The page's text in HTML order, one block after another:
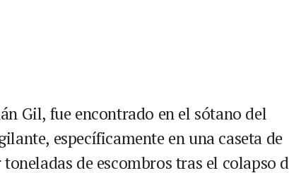
Gil, fue encontrado en el sótano del
específicamente en una caseta de
de escombros tras el colapso